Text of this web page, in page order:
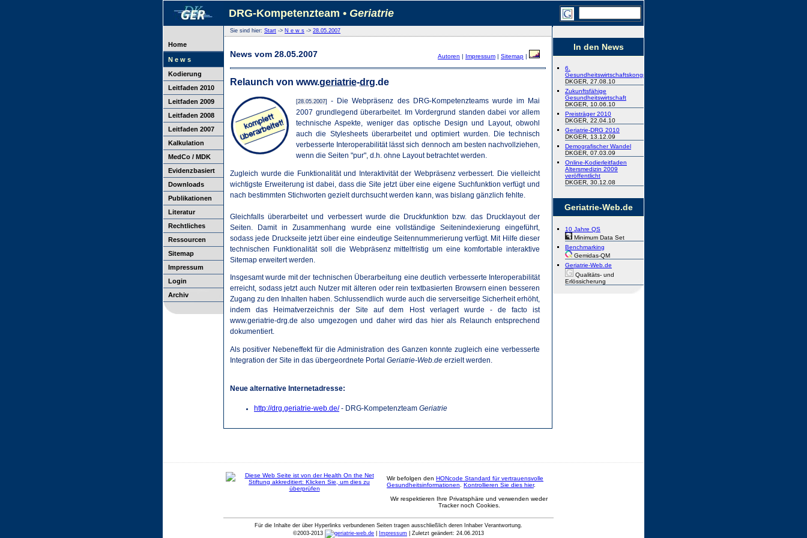
DRG-Kompetenzteam • Geriatrie
Home
N e w s
Kodierung
Leitfaden 2010
Leitfaden 2009
Leitfaden 2008
Leitfaden 2007
Kalkulation
MedCo / MDK
Evidenzbasiert
Downloads
Publikationen
Literatur
Rechtliches
Ressourcen
Sitemap
Impressum
Login
Archiv
Sie sind hier: Start -> N e w s -> 28.05.2007
News vom 28.05.2007 Autoren | Impressum | Sitemap |
Relaunch von www.geriatrie-drg.de
[28.05.2007]
- Die Webpräsenz des DRG-Kompetenzteams wurde im Mai
2007 grundlegend überarbeitet. Im Vordergrund standen dabei vor allem
technische Aspekte, weniger das optische Design und Layout, obwohl
auch die Stylesheets überarbeitet und optimiert wurden. Die technisch
verbesserte Interoperabilität lässt sich dennoch am besten nachvollziehen,
wenn die Seiten "pur", d.h. ohne Layout betrachtet werden.
Zugleich wurde die Funktionalität und Interaktivität der Webpräsenz verbessert. Die vielleicht
wichtigste Erweiterung ist dabei, dass die Site jetzt über eine eigene Suchfunktion verfügt und
nach bestimmten Stichworten gezielt durchsucht werden kann, was bislang gänzlich fehlte.
Gleichfalls überarbeitet und verbessert wurde die Druckfunktion bzw. das Drucklayout der
Seiten. Damit in Zusammenhang wurde eine vollständige Seitenindexierung eingeführt,
sodass jede Druckseite jetzt über eine eindeutige Seitennummerierung verfügt. Mit Hilfe dieser
technischen Funktionalität soll die Webpräsenz mittelfristig um eine komfortable interaktive
Sitemap erweitert werden.
Insgesamt wurde mit der technischen Überarbeitung eine deutlich verbesserte Interoperabilität
erreicht, sodass jetzt auch Nutzer mit älteren oder rein textbasierten Browsern einen besseren
Zugang zu den Inhalten haben. Schlussendlich wurde auch die serverseitige Sicherheit erhöht,
indem das Heimatverzeichnis der Site auf dem Host verlagert wurde - de facto ist
www.geriatrie-drg.de also umgezogen und daher wird das hier als Relaunch entsprechend
dokumentiert.
Als positiver Nebeneffekt für die Administration des Ganzen konnte zugleich eine verbesserte
Integration der Site in das übergeordnete Portal Geriatrie-Web.de erzielt werden.
Neue alternative Internetadresse:
http://drg.geriatrie-web.de/- DRG-Kompetenzteam Geriatrie
In den News
6.
Gesundheitswirtschaftskongress
DKGER, 27.08.10
Zukunftsfähige
Gesundheitswirtschaft
DKGER, 10.06.10
Preisträger 2010
DKGER, 22.04.10
Geriatrie-DRG 2010
DKGER, 13.12.09
Demografischer Wandel
DKGER, 07.03.09
Online-Kodierleitfaden
Altersmedizin 2009
veröffentlicht
DKGER, 30.12.08
Geriatrie-Web.de
10 Jahre QS
Minimum Data Set
Benchmarking
Gemidas-QM
Geriatrie-Web.de
Qualitäts- und
Erlössicherung
Wir befolgen den HONcode Standard für vertrauensvolle
Gesundheitsinformationen
Kontrollieren Sie dies hier.
Wir respektieren Ihre Privatsphäre und verwenden weder
Tracker noch Cookies.
Für die Inhalte der über Hyperlinks verbundenen Seiten tragen ausschließlich deren Inhaber Verantwortung.
©2003-2013 Impressum | Zuletzt geändert: 24.06.2013